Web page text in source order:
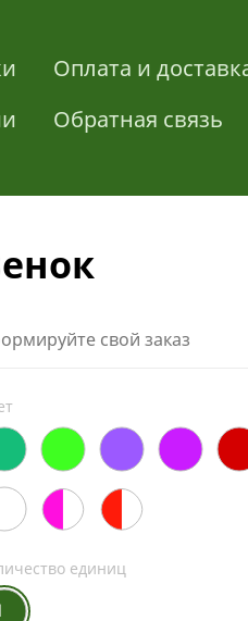
Оплата и
Обратная связь
свой заказ
единиц